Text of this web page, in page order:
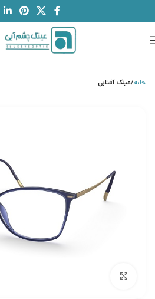
خانه عینک آفتابی